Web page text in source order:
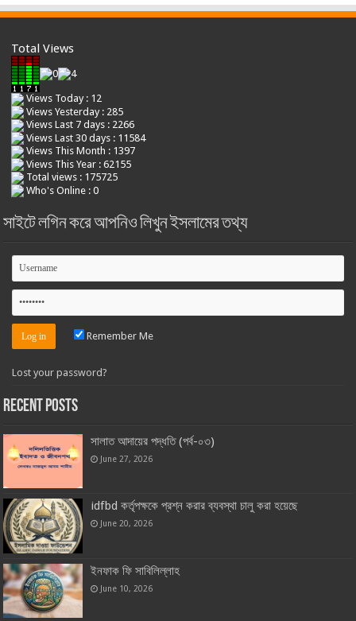
Total Views
Views Today : 12
Views Yesterday : 285
Views Last 7 days : 2266
Views Last 30 days : 11584
Views This Month : 1397
Views This Year : 62155
Total views : 175725
Who's Online : 0
সাইটে লগিন করে আপনিও লিখুন ইসলামের তথ্য
Remember Me
Lost your password?
Recent Posts
সালাত আদায়ের পদ্ধতি (পর্ব-০৩)
June 27, 2026
idfbd কর্তৃপক্ষকে প্রশ্ন করার ব্যবস্থা চালু করা হয়েছে
June 20, 2026
ইনফাক ফি সাবিলিল্লাহ
June 10, 2026